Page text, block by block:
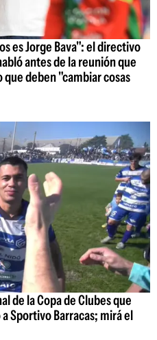
es Jorge Bava": el directivo
antes de la reunión que
deben "cambiar cosas
de la Copa de Clubes que
Sportivo Barracas; mirá el